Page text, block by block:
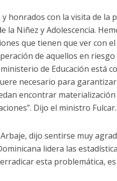
honrados con la visita de la
la Niñez y Adolescencia.
que tienen que ver con
de aquellos en
de Educación está
necesario para
encontrar
Dijo el ministro Fulcar.
dijo sentirse muy
lidera las
esta problemática,